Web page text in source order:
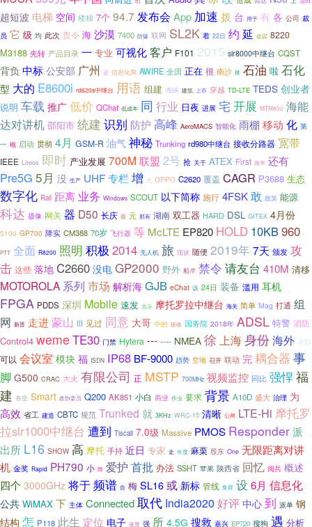
超短波 电梯 空间 楼梯 7个 94.7发布会 App 加速 拨 台 用于 有 各 公司 裁
员 它 级 均 此次 责令 海 沙漠 7400 防爆 联网 SL2K 着 22日 约 延 会议 8220
M3188 先转 产品目录 一 专业 可视化客户 F101 2015 slr8000中继台 CQST
背负 中标 公安部 广州 还 信息化局 AWIRE 全国 正在 很 南沙 推 石油 啦 石化
型 大的 E8600i rd620s中继台 用语 组建 海峡 建筑 上市 穿越 TD-LTE TEDS 创业者
说明 车载 推广低价 QChat 低成本 同 行业 日夜 进展 宅 开展 MTM800 海能
达对讲机 邵阳市 统建 识别 防护 高峰 AeroMACS 智能化 雨棚 移动 化 第
一 概 启动 贯彻 4月 GSM-R 油气 神秘 Trunking rd980中继台 接收分路器 宽带
IEEE Liteos 即时 产业发展 700M 联盟 2号 抢 关于 ATEX First 频率 还有
Pre5G 5月 没 生产 UHF专栏增 无 OPPO C2620 覆盖 CAGR P3688 生态
数字化 Rail 距离 业务 Windows SCOUT 以下简称 施行 4FSK敢 政策 能源
科达 摄像 网关 器 D50 长庆 最 元 那有 湖南 双工器 HARD DSL GITEX 4月份
5100 GP700 降实 CM388 70岁 飞行器 等 McLTE EP820 HOLD 10KB960 -
PTT 全面 R8200 照明 积极 2014 无人机 旅 现状 随便 2019年 7天 颁发 攻
击 这些 落地 C2660 没电 GP2000 野外 船岸 禁令 请友台 410M 清移
MOTOROLA 系列 市场 解析海 GJB eChat 该 24日 装备 滥用 耳机
FPGA PDDS 深圳 Mobile 速发 北斗 摩托罗拉中继台 海关 简单 Mag 打通 组
网 新晋 走进蒙山 III 见过 同意 大哥 中的 接收 国务院 2018年 ADSL 特警 消防
Control4 weme TE30 门禁 Hytera --- ---- NMEA 徐 上海身份海外 离职
可以 会议室 模块 福 ISDN IP68 BF-9000 趋势 空地 召开 联动 完 耦合器 事
脚 G500 CRAC 大火 有限公司 正 MSTP 700MHz 视频监控 同比 强悍福
建 各业 Smart 政协委员 Q200 AK851 小白 商业 作业 要求 背景 A10D 盛大 治理 为
高效 省工 建造 CBTC 规范 Trunked 就 3KHz WRC-15 清晰 公网 LTE-Hi 摩托罗
拉slr1000中继台 遭到 Tiscali 7.0级 Massive PMOS Responder派
出所 L16 SHOW 高 摩托 手持 近日 专家 走 年度 麻栗 股东 One 无限距离对讲
机 金奖 Rapid PH790 小 降 爱护 首批 办法 SSHT 苹果 陕西省 回忆 阅兵 概述
四个 3000GHz 将于频谱 合 梅 SL16或 新标 管线 集群 设 6月 信息化
公共 WiMAX 下 主体 Connected取代 India2020 好评 中心 到 派单 钢
结构 怎 P118 此生 定位 电子 速度 强 所 4.5G 搜救 嘉兴 EP720 搜狗 遇 分析